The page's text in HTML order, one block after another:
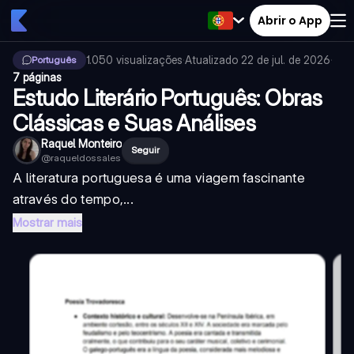
Abrir o App
Português 1.050 visualizações·Atualizado 22 de jul. de 2026·
7 páginas
Estudo Literário Português: Obras
Clássicas e Suas Análises
Raquel Monteiro
@raqueldossales
Seguir
A literatura portuguesa é uma viagem fascinante
através do tempo,...
Mostrar mais